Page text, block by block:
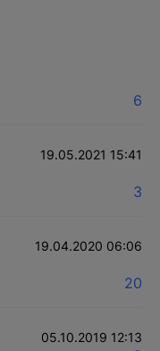
6
19.05.2021 15:41
3
19.04.2020 06:06
20
05.10.2019 12:13